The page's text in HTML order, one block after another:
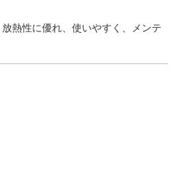
熱性に優れ、使いやすく、メンテ